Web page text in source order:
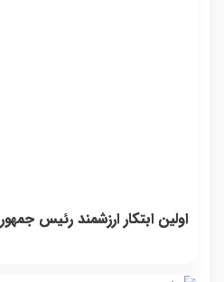
اولین ابتکار ارزشمند رئیس جمهور